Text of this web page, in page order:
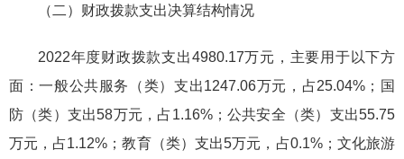
（二）财政拨款支出决算结构情况
2022年度财政拨款支出4980.17万元，主要用于以下方
面：一般公共服务（类）支出1247.06万元，占25.04%；国
防（类）支出58万元，占1.16%；公共安全（类）支出55.75
万元，占1.12%；教育（类）支出5万元，占0.1%；文化旅游